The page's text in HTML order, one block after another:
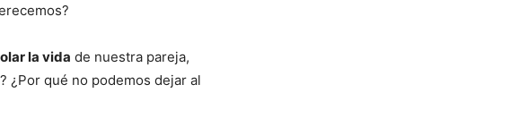
la vida de nuestra pareja,
¿Por qué no podemos dejar al